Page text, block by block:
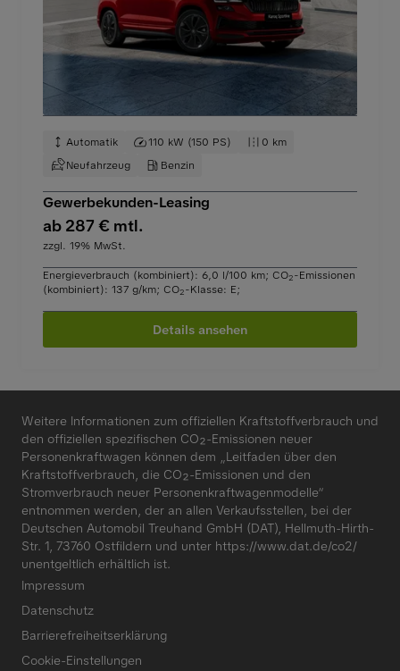
Automatik 110 kW (150 PS)
0 km
Neufahrzeug
Benzin
Gewerbekunden-Leasing
ab 287 € mtl.
zzgl. 19% MwSt.
Energieverbrauch (kombiniert): 6,0 l/100 km; CO2-Emissionen
(kombiniert): 137 g/km; CO2-Klasse: E;
Details ansehen
Impressum
Datenschutz
Barrierefreiheitserklärung
Cookie-Einstellungen
Weitere Informationen zum offiziellen Kraftstoffverbrauch und
den offiziellen spezifischen CO₂-Emissionen neuer
Personenkraftwagen können dem „Leitfaden über den
Kraftstoffverbrauch, die CO₂-Emissionen und den
Stromverbrauch neuer Personenkraftwagenmodelle“
entnommen werden, der an allen Verkaufsstellen, bei der
Deutschen Automobil Treuhand GmbH (DAT), Hellmuth-Hirth-
Str. 1, 73760 Ostfildern und unter https://www.dat.de/co2/
unentgeltlich erhältlich ist.